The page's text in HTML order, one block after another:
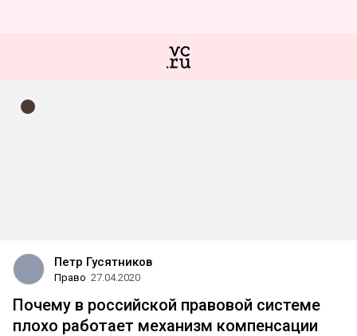
Петр Гусятников
Право 27.04.2020
Почему в российской правовой системе
плохо работает механизм компенсации